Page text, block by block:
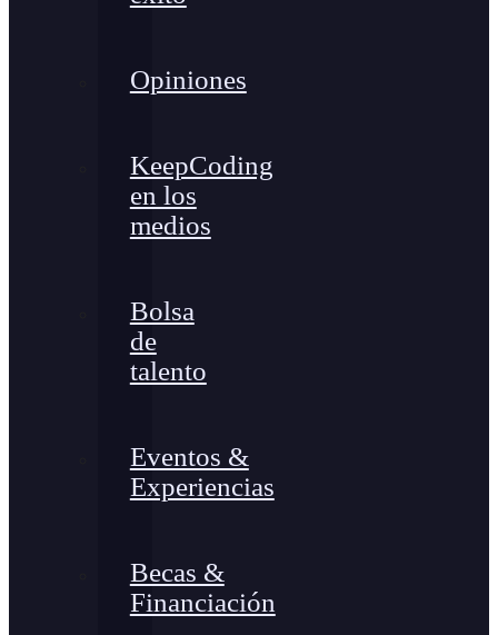
Opiniones
KeepCoding
en los
medios
Bolsa
de
talento
Eventos &
Experiencias
Becas &
Financiación